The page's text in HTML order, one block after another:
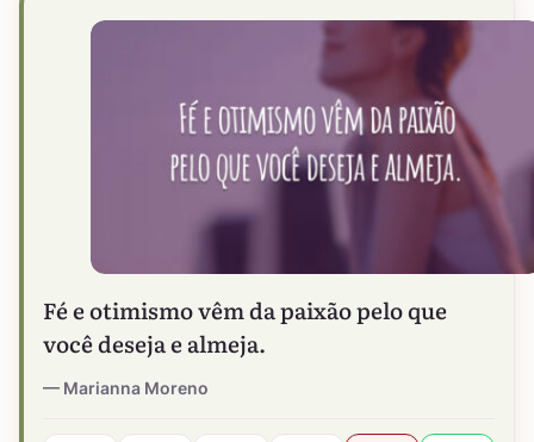
Fé e otimismo vêm da paixão pelo que
você deseja e almeja.
Marianna Moreno